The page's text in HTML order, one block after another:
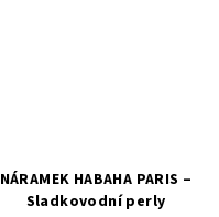
NÁRAMEK HABAHA PARIS –
Sladkovodní perly